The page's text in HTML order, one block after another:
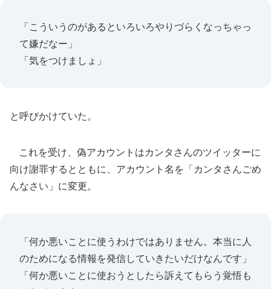
「こういうのがあるといろいろやりづらくなっちゃっ
て嫌だなー」
「気をつけましょ」
と呼びかけていた。
これを受け、偽アカウントはカンタさんのツイッターに
向け謝罪するとともに、アカウント名を「カンタさんごめ
んなさい」に変更。
「何か悪いことに使うわけではありません。本当に人
のためになる情報を発信していきたいだけなんです」
「何か悪いことに使おうとしたら訴えてもらう覚悟も